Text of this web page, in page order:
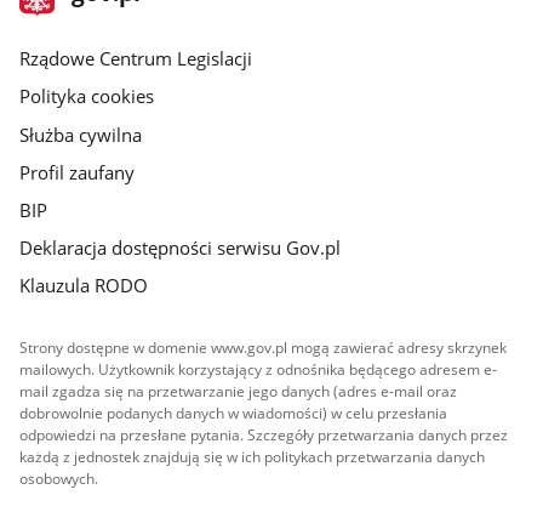
Rządowe Centrum Legislacji
Polityka cookies
Służba cywilna
Profil zaufany
BIP
Deklaracja dostępności serwisu Gov.pl
Klauzula RODO
Strony dostępne w domenie www.gov.pl mogą zawierać adresy skrzynek
mailowych. Użytkownik korzystający z odnośnika będącego adresem e-
mail zgadza się na przetwarzanie jego danych (adres e-mail oraz
dobrowolnie podanych danych w wiadomości) w celu przesłania
odpowiedzi na przesłane pytania. Szczegóły przetwarzania danych przez
każdą z jednostek znajdują się w ich politykach przetwarzania danych
osobowych.